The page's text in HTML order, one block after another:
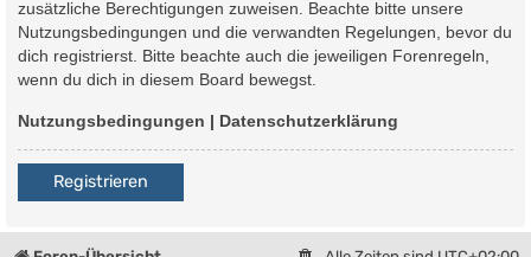
zusätzliche Berechtigungen zuweisen. Beachte bitte unsere
Nutzungsbedingungen und die verwandten Regelungen, bevor du
dich registrierst. Bitte beachte auch die jeweiligen Forenregeln,
wenn du dich in diesem Board bewegst.
Nutzungsbedingungen | Datenschutzerklärung
Registrieren